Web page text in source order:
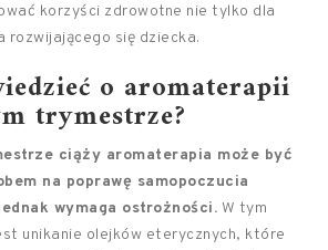
korzyści zdrowotne nie tylko dla
rozwijającego się dziecka.
o aromaterapii
trymestrze?
ciąży aromaterapia może być
na poprawę samopoczucia
wymaga ostrożności. W tym
unikanie olejków eterycznych, które